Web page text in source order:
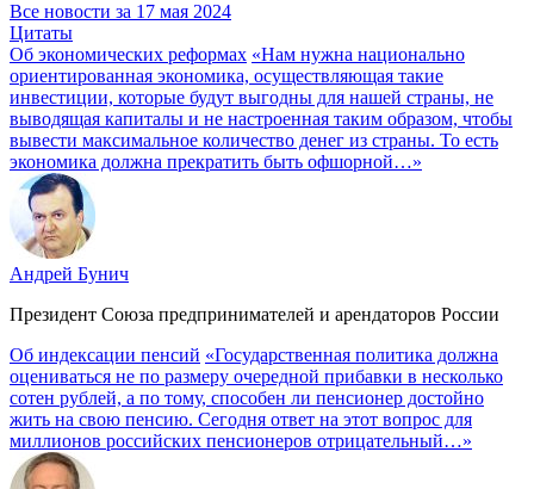
Все новости за 17 мая 2024
Цитаты
Об экономических реформах «Нам нужна национально
ориентированная экономика, осуществляющая такие
инвестиции, которые будут выгодны для нашей страны, не
выводящая капиталы и не настроенная таким образом, чтобы
вывести максимальное количество денег из страны. То есть
экономика должна прекратить быть офшорной…»
Андрей Бунич
Президент Союза предпринимателей и арендаторов России
Об индексации пенсий «Государственная политика должна
оцениваться не по размеру очередной прибавки в несколько
сотен рублей, а по тому, способен ли пенсионер достойно
жить на свою пенсию. Сегодня ответ на этот вопрос для
миллионов российских пенсионеров отрицательный…»